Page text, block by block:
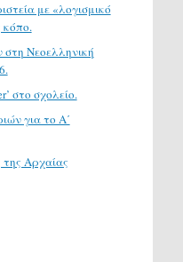
με «λογισμικό
κόπο.
Νεοελληνική
στο σχολείο.
για το Α΄
Αρχαίας